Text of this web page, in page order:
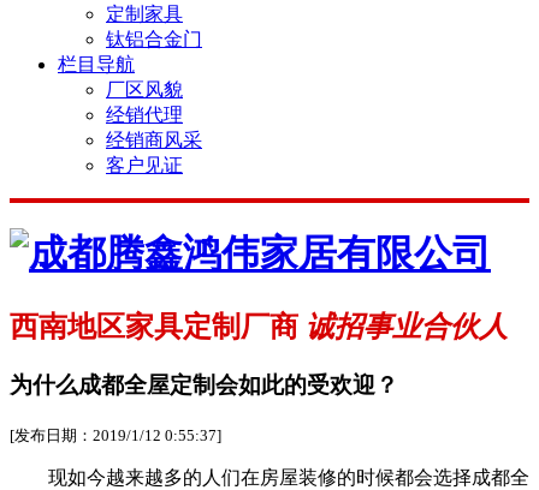
定制家具
钛铝合金门
栏目导航
厂区风貌
经销代理
经销商风采
客户见证
西南地区家具定制厂商 诚招事业合伙人
为什么成都全屋定制会如此的受欢迎？
[发布日期：2019/1/12 0:55:37]
现如今越来越多的人们在房屋装修的时候都会选择成都全